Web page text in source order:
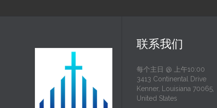
联系我们
每个主日 @ 上午10:00
3413 Continental Drive
Kenner, Louisiana 70065,
United States